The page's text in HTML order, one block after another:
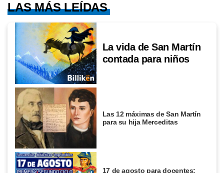
LAS MÁS LEÍDAS
La vida de San Martín
contada para niños
Las 12 máximas de San Martín
para su hija Merceditas
17 de agosto para docentes: